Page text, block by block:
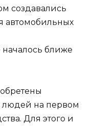
создавались
автомобильных
ближе
людей на первом
Для этого и